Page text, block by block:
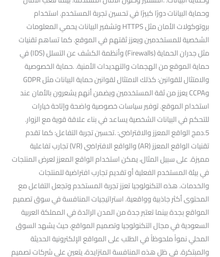
وحماية البيانات دورًا كبيرًا في تحسين تجربة المستخدم. استخدام
بروتوكولات الأمان مثل HTTPS وتشفير البيانات يحمي المعلومات
الشخصية للمستخدمين ويعزز ثقتهم في الموقع. كما تساهم تقنيات
مثل جدران الحماية (Firewalls) وأنظمة الكشف عن التسلل (IDS) في
حماية الموقع من الهجمات والتهديدات الأمنية. .حماية الخصوصية
والامتثال للقوانين: كذلك الامتثال لقوانين حماية البيانات مثل GDPR
وCCPA يعزز من ثقة المستخدمين ويضمن أنهم يشعرون بالأمان عند
استخدام الموقع. توفير سياسات خصوصية واضحة وإتاحة خيارات
للتحكم في البيانات الشخصية يساعد في بناء علاقة قوية مع الزوار.
5.دمج الواقع المعزز والافتراضي: .تحسين تجربة التفاعل: كما تقدم
تقنيات الواقع المعزز (AR) والواقع الافتراضي (VR) تجارب تفاعلية
مميزة. على سبيل المثال، يمكن استخدام الواقع المعزز لعرض المنتجات
في بيئة المستخدم الفعلية أو تقديم تجارب افتراضية للمنتجات
والخدمات. هذه التكنولوجيا تعزز تجربة المستخدم وتجعل التفاعل مع
المحتوى أكثر جاذبية وواقعية. استراتيجيات المنافسة في سوق تصميم
المواقع بجدة بينما تعتبر جدة من المدن الرائدة في المملكة العربية
السعودية في مجال التكنولوجيا وتصميم المواقع، حيث يشهد السوق
المحلي نمواً ملحوظاً في الطلب على المواقع الإلكترونية الحديثة
والمبتكرة. في ظل هذه المنافسة المتزايدة، يتعين على شركات تصميم